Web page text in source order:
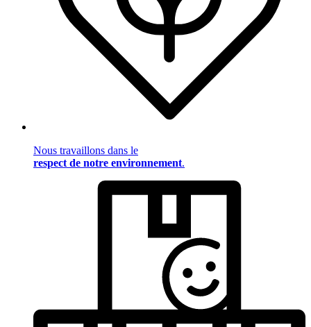
Nous travaillons dans le
respect de notre environnement.